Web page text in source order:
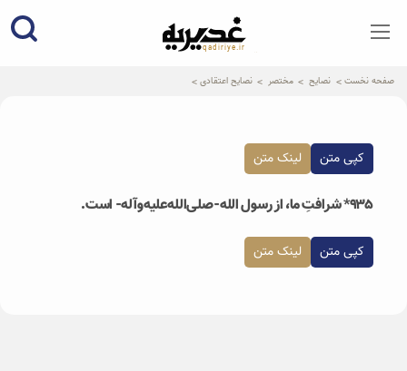
qadiriye.ir
نشریه ی غدیریه-بیانات استاد
صفحه نخست نصایح مختصر نصایح اعتقادی
کپی متن لینک متن
۹۳۵* شرافتِ ما، از رسول الله-صلی‌الله‌علیه‌و‌آله- است.
کپی متن لینک متن